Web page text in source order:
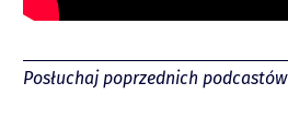
Posłuchaj poprzednich podcastów